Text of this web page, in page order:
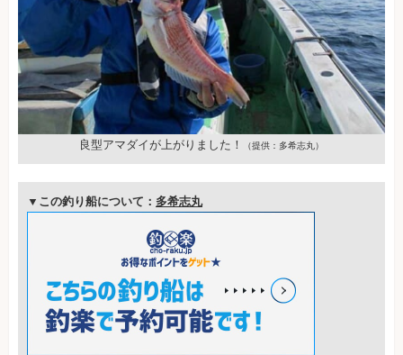
良型アマダイが上がりました！ （提供：多希志丸）
▼この釣り船について： 多希志丸